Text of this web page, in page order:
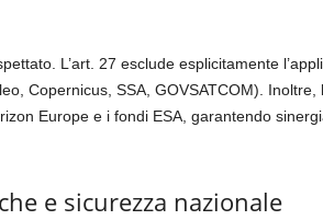
L’art. 27 esclude esplicitamente
Copernicus, SSA, GOVSATCOM).
Europe e i fondi ESA, garantendo
e sicurezza nazionale